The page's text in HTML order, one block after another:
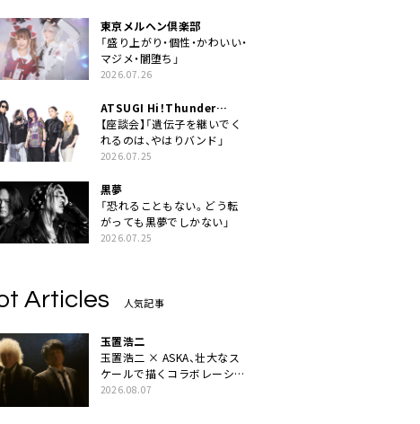
東京メルヘン倶楽部
「盛り上がり・個性・かわいい・
マジメ・闇堕ち」
2026.07.26
ATSUGI Hi！Thunder
Rock Festival
【座談会】「遺伝子を継いでく
れるのは、やはりバンド」
2026.07.25
黒夢
「恐れることもない。どう転
がっても黒夢でしかない」
2026.07.25
Articles 人気記事
玉置浩二
玉置浩二 × ASKA、壮大なス
ケールで描くコラボレーショ
ン曲「音銀河」リリース決定。
2026.08.07